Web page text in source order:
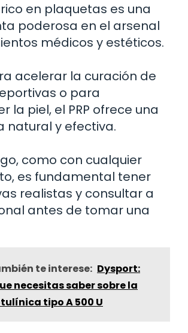
en plaquetas es una
poderosa en el arsenal
médicos y estéticos.
acelerar la curación de
o para
la piel, el PRP ofrece una
natural y efectiva.
como con cualquier
es fundamental tener
realistas y consultar a
antes de tomar una
te interese: Dysport:
necesitas saber sobre la
tipo A 500 U